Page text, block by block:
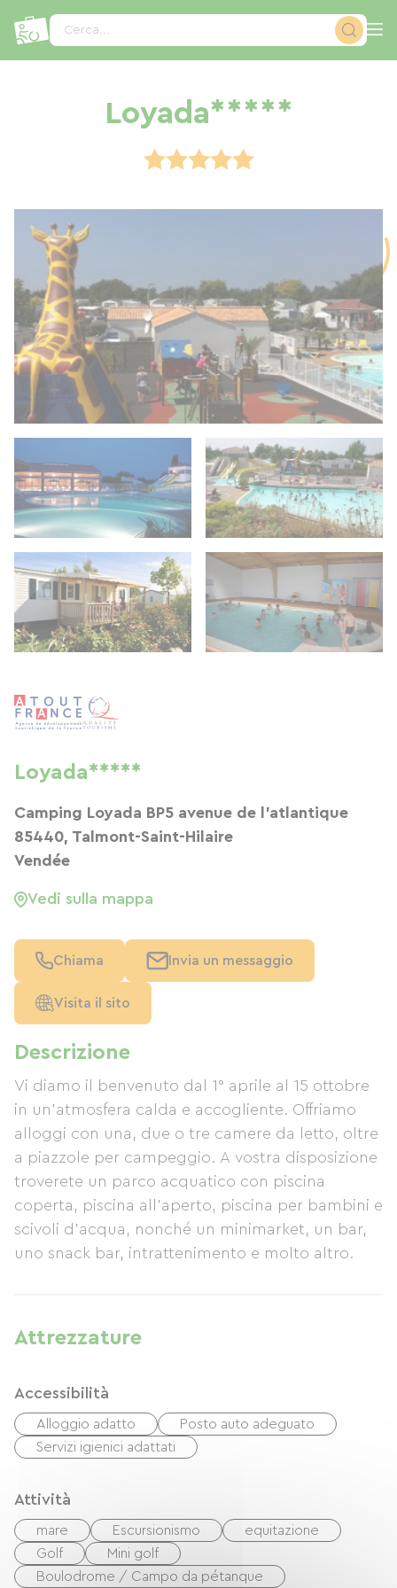
Cerca...
Loyada*****
Descrizione
Vi diamo il benvenuto dal 1° aprile al 15 ottobre
in un'atmosfera calda e accogliente. Offriamo
alloggi con una, due o tre camere da letto, oltre
a piazzole per campeggio. A vostra disposizione
troverete un parco acquatico con piscina
coperta, piscina all'aperto, piscina per bambini e
scivoli d'acqua, nonché un minimarket, un bar,
uno snack bar, intrattenimento e molto altro.
Attrezzature
Accessibilità
Alloggio adatto
Posto auto adeguato
Servizi igienici adattati
Attività
mare Escursionismo
equitazione
Golf
Mini golf
Boulodrome / Campo da pétanque
Loyada*****
Camping Loyada BP5 avenue de l'atlantique
85440, Talmont-Saint-Hilaire
Vendée
Vedi sulla mappa
Chiama Invia un messaggio
Visita il sito
Pannello di gestione dei cookies